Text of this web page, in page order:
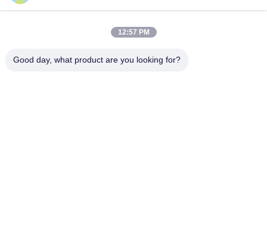
পার্ল হোয়াইট রেডি মিশ্রিত কার পেইন্ট স্প্রে বহুমুখী অ-বিষাক্ত
12:57 PM
Good day, what product are you looking for?